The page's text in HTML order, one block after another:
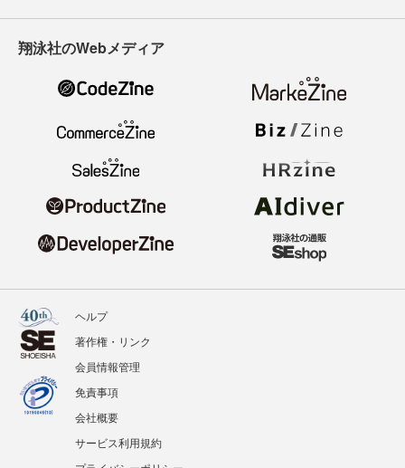
翔泳社のWebメディア
ヘルプ
著作権・リンク
会員情報管理
免責事項
会社概要
サービス利用規約